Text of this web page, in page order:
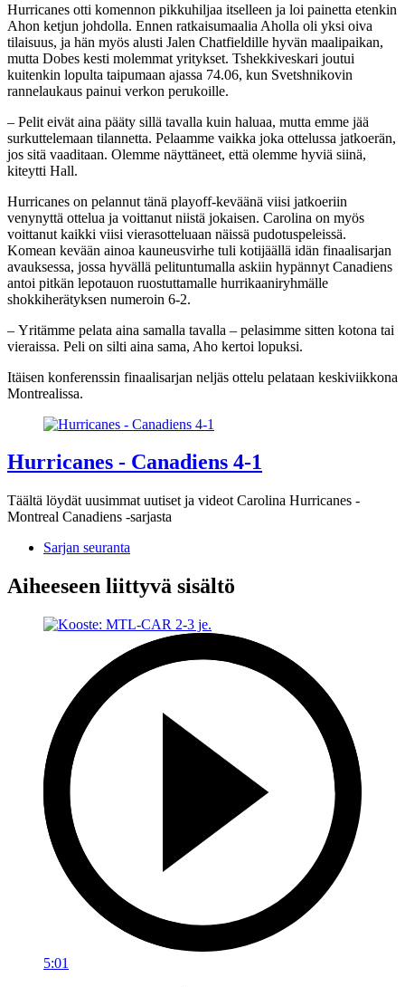
Hurricanes otti komennon pikkuhiljaa itselleen ja loi painetta etenkin
Ahon ketjun johdolla. Ennen ratkaisumaalia Aholla oli yksi oiva
tilaisuus, ja hän myös alusti Jalen Chatfieldille hyvän maalipaikan,
mutta Dobes kesti molemmat yritykset. Tshekkiveskari joutui
kuitenkin lopulta taipumaan ajassa 74.06, kun Svetshnikovin
rannelaukaus painui verkon perukoille.
– Pelit eivät aina pääty sillä tavalla kuin haluaa, mutta emme jää
surkuttelemaan tilannetta. Pelaamme vaikka joka ottelussa jatkoerän,
jos sitä vaaditaan. Olemme näyttäneet, että olemme hyviä siinä,
kiteytti Hall.
Hurricanes on pelannut tänä playoff-keväänä viisi jatkoeriin
venynyttä ottelua ja voittanut niistä jokaisen. Carolina on myös
voittanut kaikki viisi vierasotteluaan näissä pudotuspeleissä.
Komean kevään ainoa kauneusvirhe tuli kotijäällä idän finaalisarjan
avauksessa, jossa hyvällä pelituntumalla askiin hypännyt Canadiens
antoi pitkän lepotauon ruostuttamalle hurrikaaniryhmälle
shokkiherätyksen numeroin 6-2.
– Yritämme pelata aina samalla tavalla – pelasimme sitten kotona tai
vieraissa. Peli on silti aina sama, Aho kertoi lopuksi.
Itäisen konferenssin finaalisarjan neljäs ottelu pelataan keskiviikkona
Montrealissa.
Hurricanes - Canadiens 4-1
Täältä löydät uusimmat uutiset ja videot Carolina Hurricanes -
Montreal Canadiens -sarjasta
Sarjan seuranta
Aiheeseen liittyvä sisältö
5:01